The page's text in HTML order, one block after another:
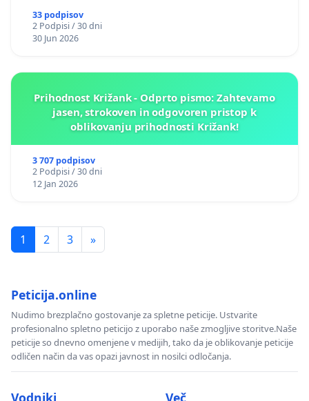
33 podpisov
2 Podpisi / 30 dni
30 Jun 2026
Prihodnost Križank - Odprto pismo: Zahtevamo
jasen, strokoven in odgovoren pristop k
oblikovanju prihodnosti Križank!
3 707 podpisov
2 Podpisi / 30 dni
12 Jan 2026
1 2 3 »
Peticija.online
Nudimo brezplačno gostovanje za spletne peticije. Ustvarite
profesionalno spletno peticijo z uporabo naše zmogljive storitve.Naše
peticije so dnevno omenjene v medijih, tako da je oblikovanje peticije
odličen način da vas opazi javnost in nosilci odločanja.
Vodniki Več